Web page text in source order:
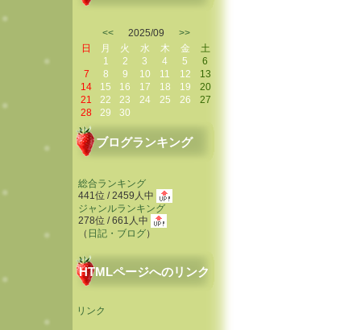
<<2025/09 >>
日
月 火 水 木 金
土
1
2 3 4 5
6
7
8 9 10 11 12
13
14
15 16 17 18 19
20
21
22 23 24 25 26
27
28
29 30
ブログランキング
総合ランキング
441位 / 2459人中
ジャンルランキング
278位 / 661人中
（ 日記・ブログ）
HTMLページへのリンク
リンク